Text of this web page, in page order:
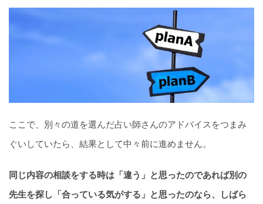
ここで、別々の道を選んだ占い師さんのアドバイスをつまみ
ぐいしていたら、結果として中々前に進めません。
同じ内容の相談をする時は「違う」と思ったのであれば別の
先生を探し「合っている気がする」と思ったのなら、しばら